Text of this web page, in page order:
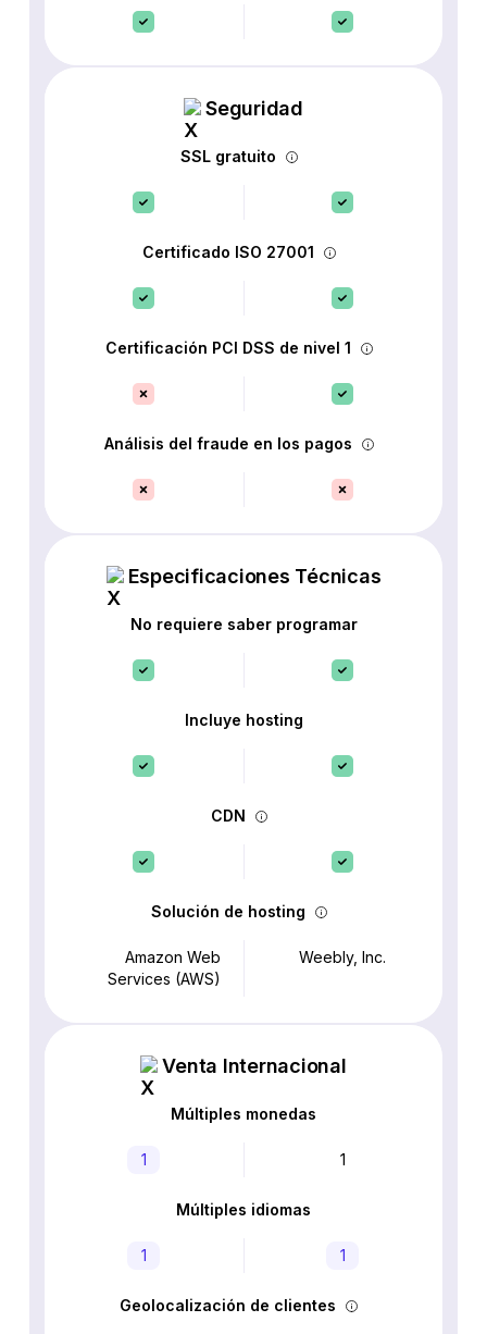
Seguridad
SSL gratuito
Certificado ISO 27001
Certificación PCI DSS de nivel 1
Análisis del fraude en los pagos
Especificaciones Técnicas
No requiere saber programar
Incluye hosting
CDN
Solución de hosting
Amazon Web
Services (AWS)
Weebly, Inc.
Venta Internacional
Múltiples monedas
1 1
Múltiples idiomas
1 1
Geolocalización de clientes